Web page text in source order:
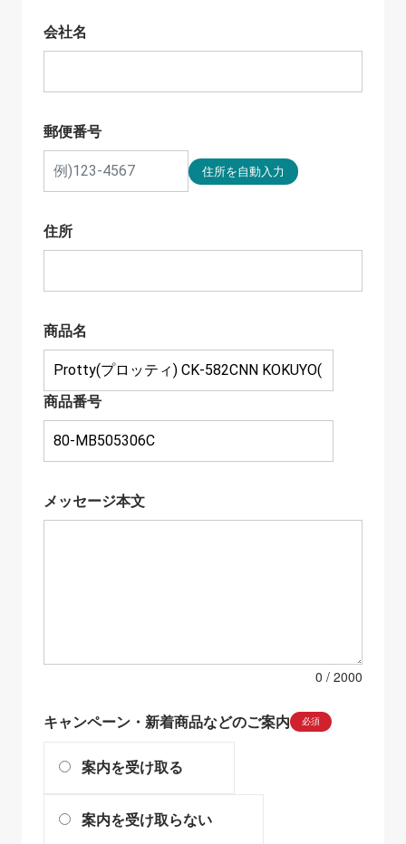
会社名
郵便番号
住所
商品名
商品番号
メッセージ本文
0
キャンペーン・新着商品などのご案内 必須
案内を受け取る
案内を受け取らない